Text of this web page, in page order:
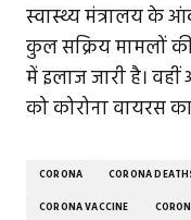
स्वास्थ्य मंत्रालय के
कुल सक्रिय मामलों
में इलाज जारी है। वहीं
को कोरोना वायरस
CORONA CORONA
CORONA VACCINE